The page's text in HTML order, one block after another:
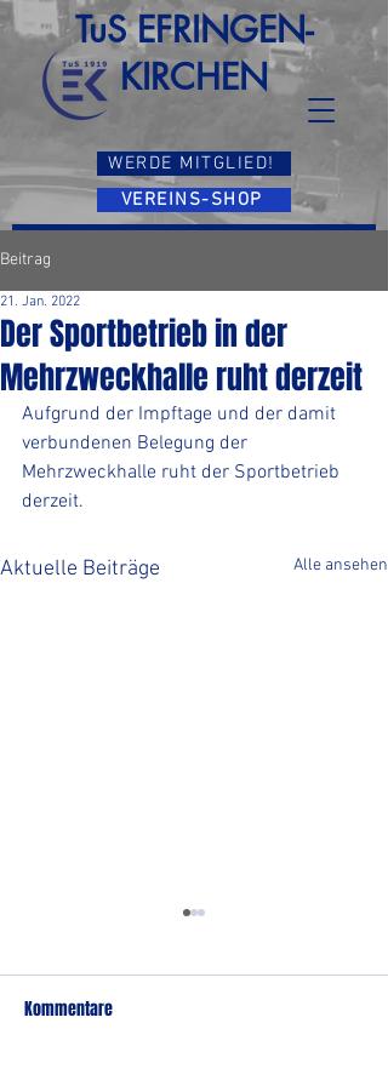
TuS EFRINGEN-
KIRCHEN
WERDE MITGLIED!
VEREINS-SHOP
Beitrag
Der Sportbetrieb in der
Mehrzweckhalle ruht derzeit
21. Jan. 2022
Aufgrund der Impftage und der damit
verbundenen Belegung der
Mehrzweckhalle ruht der Sportbetrieb
derzeit.
Aktuelle Beiträge Alle ansehen
Kommentare